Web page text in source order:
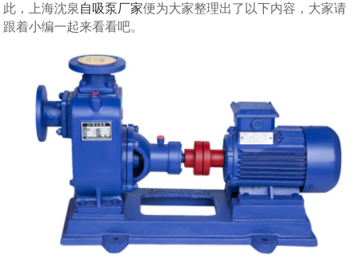
此，上海沈泉 自吸泵厂家便为大家整理出了以下内容，大家请
跟着小编一起来看看吧。